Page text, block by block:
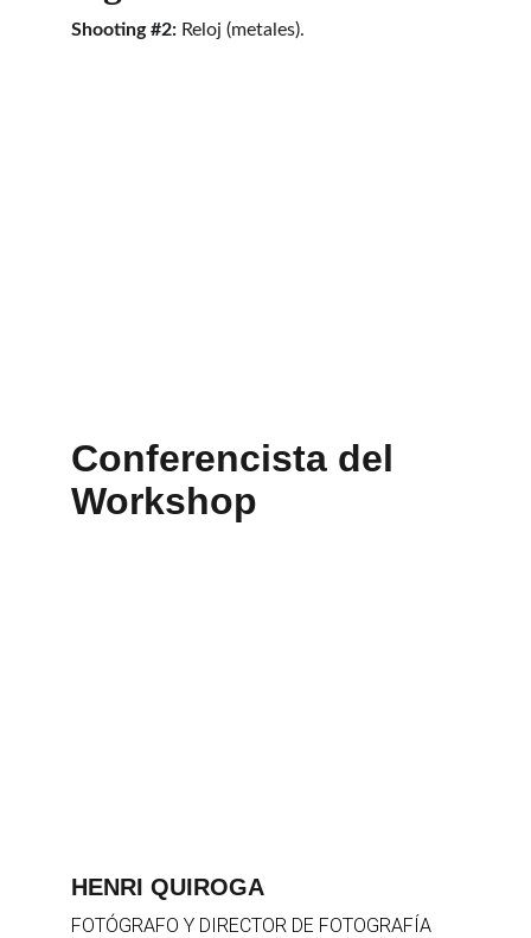
Shooting #2: Reloj (metales).
Conferencista del
Workshop
HENRI QUIROGA
FOTÓGRAFO Y DIRECTOR DE FOTOGRAFÍA